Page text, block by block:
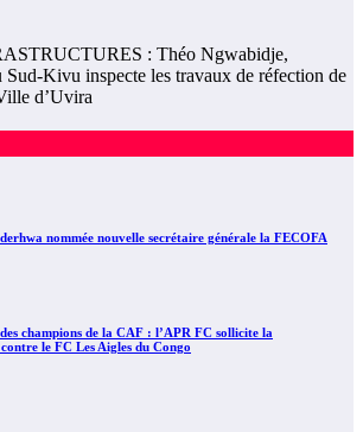
: Théo Ngwabidje,
Sud-Kivu inspecte les travaux de réfection de
d’Uvira
nommée nouvelle secrétaire générale la FECOFA
champions de la CAF : l’APR FC sollicite la
le FC Les Aigles du Congo